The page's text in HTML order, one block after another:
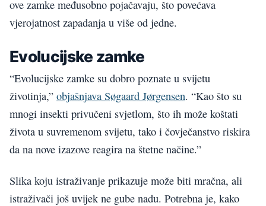
ove zamke međusobno pojačavaju, što povećava
vjerojatnost zapadanja u više od jedne.
Evolucijske zamke
“Evolucijske zamke su dobro poznate u svijetu
životinja,” objašnjava Søgaard Jørgensen. “Kao što su
mnogi insekti privučeni svjetlom, što ih može koštati
života u suvremenom svijetu, tako i čovječanstvo riskira
da na nove izazove reagira na štetne načine.”
Slika koju istraživanje prikazuje može biti mračna, ali
istraživači još uvijek ne gube nadu. Potrebna je, kako